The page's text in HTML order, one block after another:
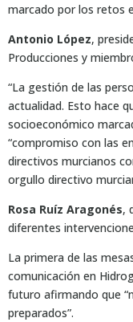
marcado por los retos
Antonio López,
Producciones y
“La gestión de las
actualidad. Esto hace
socioeconómico
“compromiso con las
directivos murcianos
orgullo directivo
Rosa Ruíz Aragonés,
diferentes
La primera de las
comunicación en
futuro afirmando que
preparados”.